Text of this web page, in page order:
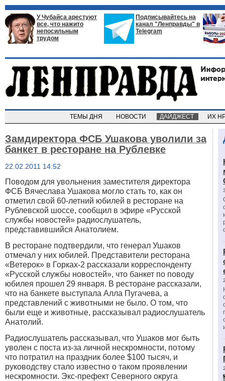
У Чубайса арестуют
все, что нажито
непосильным
трудом
Подписывайтесь на
канал "Ленправды" в
Telegram
ТЕМЫ ДНЯ НОВОСТИ ДАЙДЖЕСТ ИХ
Замдиректора ФСБ Ушакова уволили за
банкет в ресторане на Рублевке
22.02.2011 14:52
Поводом для увольнения заместителя директора
ФСБ Вячеслава Ушакова могло стать то, как он
отметил свой 60-летний юбилей в ресторане на
Рублевской шоссе, сообщил в эфире «Русской
службы новостей» радиослушатель,
представившийся Анатолием.
В ресторане подтвердили, что генерал Ушаков
отмечал у них юбилей. Представители ресторана
«Ветерок» в Горках-2 рассказали корреспонденту
«Русской службы новостей», что банкет по поводу
юбилея прошел 29 января. В ресторане рассказали,
что на банкете выступала Алла Пугачева, а
представлений с животными не было. О том, что
были еще и животные, рассказывал радиослушатель
Анатолий.
Радиослушатель рассказывал, что Ушаков мог быть
уволен с поста из-за личной нескромности, потому
что потратил на праздник более $100 тысяч, и
руководству стало известно о таком проявлении
нескромности. Экс-префект Северного округа